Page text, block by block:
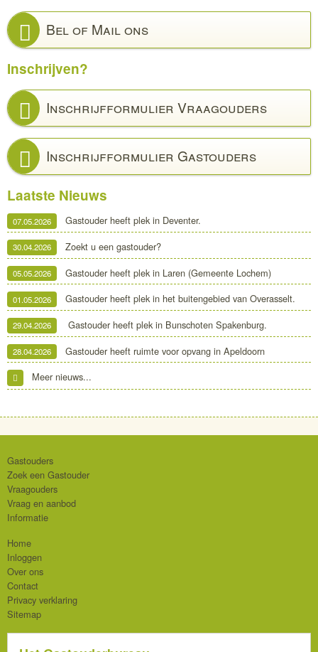
Bel of Mail ons
Inschrijven?
Inschrijfformulier Vraagouders
Inschrijfformulier Gastouders
Laatste Nieuws
07.05.2026 Gastouder heeft plek in Deventer.
30.04.2026 Zoekt u een gastouder?
05.05.2026 Gastouder heeft plek in Laren (Gemeente Lochem)
01.05.2026 Gastouder heeft plek in het buitengebied van Overasselt.
29.04.2026 Gastouder heeft plek in Bunschoten Spakenburg.
28.04.2026
Gastouder heeft ruimte voor opvang in Apeldoorn
Meer nieuws...
Gastouders
Zoek een Gastouder
Vraagouders
Vraag en aanbod
Informatie
Home
Inloggen
Over ons
Contact
Privacy verklaring
Sitemap